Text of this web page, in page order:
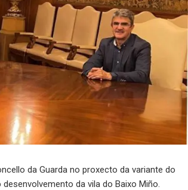
da Guarda no proxecto da variante do
da vila do Baixo Miño.